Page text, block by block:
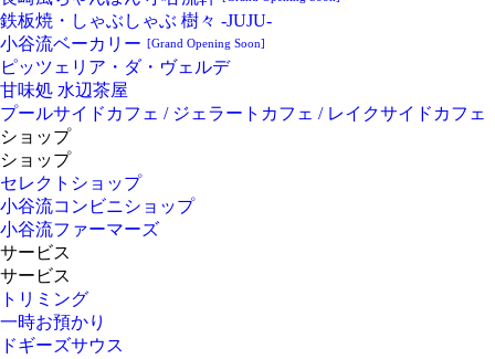
鉄板焼・しゃぶしゃぶ 樹々 -JUJU-
小谷流ベーカリー [Grand Opening Soon]
ピッツェリア・ダ・ヴェルデ
甘味処 水辺茶屋
プールサイドカフェ / ジェラートカフェ / レイクサイドカフェ
ショップ
ショップ
セレクトショップ
小谷流コンビニショップ
小谷流ファーマーズ
サービス
サービス
トリミング
一時お預かり
ドギーズサウス